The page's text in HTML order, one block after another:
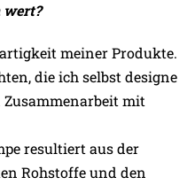
wert?
meiner Produkte.
die ich selbst designe
Zusammenarbeit mit
resultiert aus der
Rohstoffe und den